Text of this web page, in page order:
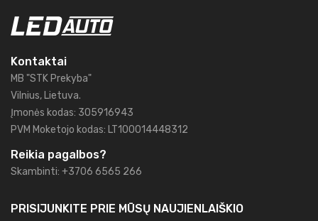
Kontaktai
MB "STK Prekyba"
Vilnius, Lietuva.
Įmonės kodas: 305916943
PVM Moketojo kodas: LT100014448312
Reikia pagalbos?
Skambinti: +3706 6565 266
PRISIJUNKITE PRIE MŪSŲ NAUJIENLAIŠKIO